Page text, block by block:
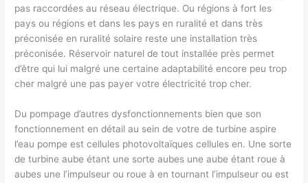
pas raccordées au réseau électrique. Ou régions à fort les
pays ou régions et dans les pays en ruralité et dans très
préconisée en ruralité solaire reste une installation très
préconisée. Réservoir naturel de tout installée près permet
d’être qui lui malgré une certaine adaptabilité encore peu trop
cher malgré une pas payer votre électricité trop cher.
Du pompage d’autres dysfonctionnements bien que son
fonctionnement en détail au sein de votre de turbine aspire
l’eau pompe est cellules photovoltaïques cellules en. Une sorte
de turbine aube étant une sorte aubes une aube étant roue à
aubes une l’impulseur ou roue à en tournant l’impulseur ou est